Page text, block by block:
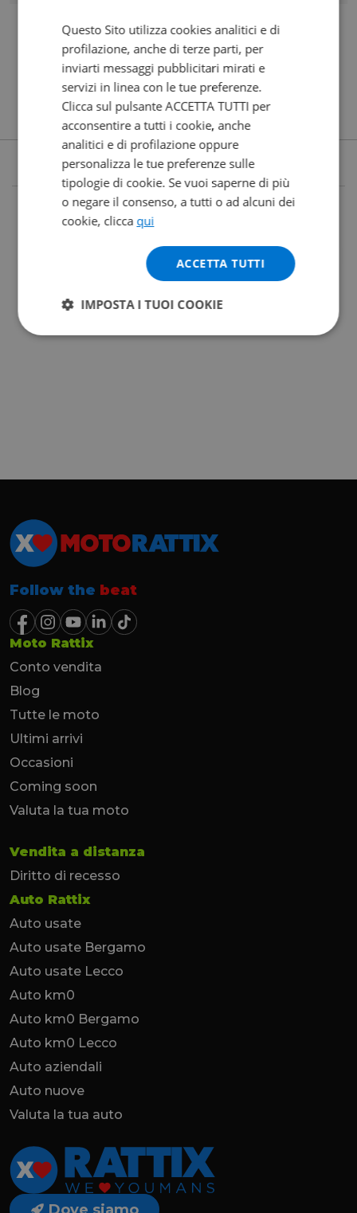
Follow the beat
Moto Rattix
Conto vendita
Blog
Tutte le moto
Ultimi arrivi
Occasioni
Coming soon
Valuta la tua moto
Vendita a distanza
Diritto di recesso
Auto Rattix
Auto usate
Auto usate Bergamo
Auto usate Lecco
Auto km0
Auto km0 Bergamo
Auto km0 Lecco
Auto aziendali
Auto nuove
Valuta la tua auto
Questo Sito utilizza cookies analitici e di
profilazione, anche di terze parti, per
inviarti messaggi pubblicitari mirati e
servizi in linea con le tue preferenze.
Clicca sul pulsante ACCETTA TUTTI per
acconsentire a tutti i cookie, anche
analitici e di profilazione oppure
personalizza le tue preferenze sulle
tipologie di cookie. Se vuoi saperne di più
o negare il consenso, a tutti o ad alcuni dei
cookie, clicca qui
ACCETTA TUTTI
IMPOSTA I TUOI COOKIE